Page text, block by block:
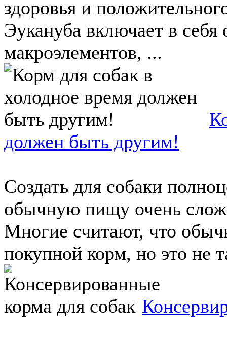
здоровья и
Эукануба включает в
макроэлементов, ...
должен быть другим!
Создать для собаки
обычную пищу очень
Многие считают, что
покупной корм, но это не